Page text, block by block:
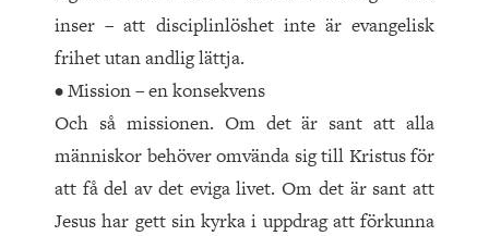
inser – att disciplinlöshet inte är evangelisk
frihet utan andlig lättja.
• Mission – en konsekvens
Och så missionen. Om det är sant att alla
människor behöver omvända sig till Kristus för
att få del av det eviga livet. Om det är sant att
Jesus har gett sin kyrka i uppdrag att förkunna